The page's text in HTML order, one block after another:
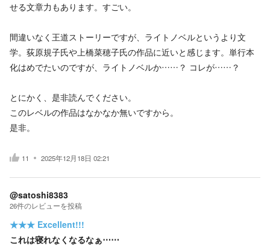
せる文章力もあります。すごい。
間違いなく王道ストーリーですが、ライトノベルというより文
学。荻原規子氏や上橋菜穂子氏の作品に近いと感じます。単行本
化はめでたいのですが、ライトノベルか……？ コレが……？
とにかく、是非読んでください。
このレベルの作品はなかなか無いですから。
是非。
11 2025年12月18日 02:21
@satoshi8383
26件のレビューを投稿
★★★ Excellent!!!
これは寝れなくなるなぁ⋯⋯